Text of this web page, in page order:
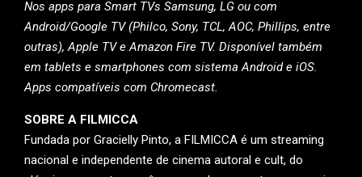
Nos apps para Smart TVs Samsung, LG ou com
Android/Google TV (Philco, Sony, TCL, AOC, Phillips, entre
outras), Apple TV e Amazon Fire TV. Disponível também
em tablets e smartphones com sistema Android e iOS.
Apps compatíveis com Chromecast.
SOBRE A FILMICCA
Fundada por Gracielly Pinto, a FILMICCA é um streaming
nacional e independente de cinema autoral e cult, do